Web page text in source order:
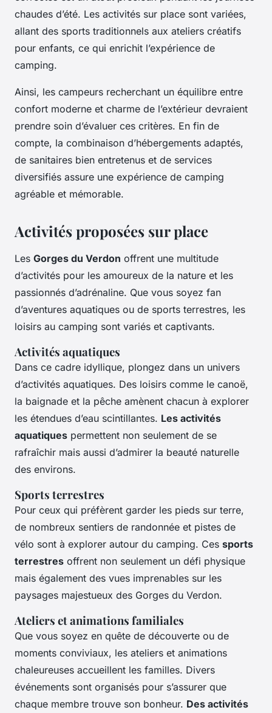
chaudes d’été. Les activités sur place sont variées,
allant des sports traditionnels aux ateliers créatifs
pour enfants, ce qui enrichit l’expérience de
camping.
Ainsi, les campeurs recherchant un équilibre entre
confort moderne et charme de l’extérieur devraient
prendre soin d’évaluer ces critères. En fin de
compte, la combinaison d’hébergements adaptés,
de sanitaires bien entretenus et de services
diversifiés assure une expérience de camping
agréable et mémorable.
Activités proposées sur place
Les Gorges du Verdon offrent une multitude
d’activités pour les amoureux de la nature et les
passionnés d’adrénaline. Que vous soyez fan
d’aventures aquatiques ou de sports terrestres, les
loisirs au camping sont variés et captivants.
Activités aquatiques
Dans ce cadre idyllique, plongez dans un univers
d’activités aquatiques. Des loisirs comme le canoë,
la baignade et la pêche amènent chacun à explorer
les étendues d’eau scintillantes. Les activités
aquatiques permettent non seulement de se
rafraîchir mais aussi d’admirer la beauté naturelle
des environs.
Sports terrestres
Pour ceux qui préfèrent garder les pieds sur terre,
de nombreux sentiers de randonnée et pistes de
vélo sont à explorer autour du camping. Ces sports
terrestres offrent non seulement un défi physique
mais également des vues imprenables sur les
paysages majestueux des Gorges du Verdon.
Ateliers et animations familiales
Que vous soyez en quête de découverte ou de
moments conviviaux, les ateliers et animations
chaleureuses accueillent les familles. Divers
événements sont organisés pour s’assurer que
chaque membre trouve son bonheur. Des activités